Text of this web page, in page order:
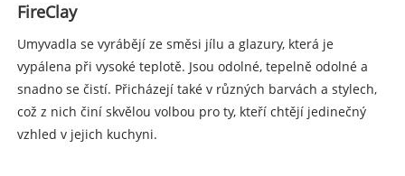
FireClay
Umyvadla se vyrábějí ze směsi jílu a glazury, která je
vypálena při vysoké teplotě. Jsou odolné, tepelně odolné a
snadno se čistí. Přicházejí také v různých barvách a stylech,
což z nich činí skvělou volbou pro ty, kteří chtějí jedinečný
vzhled v jejich kuchyni.